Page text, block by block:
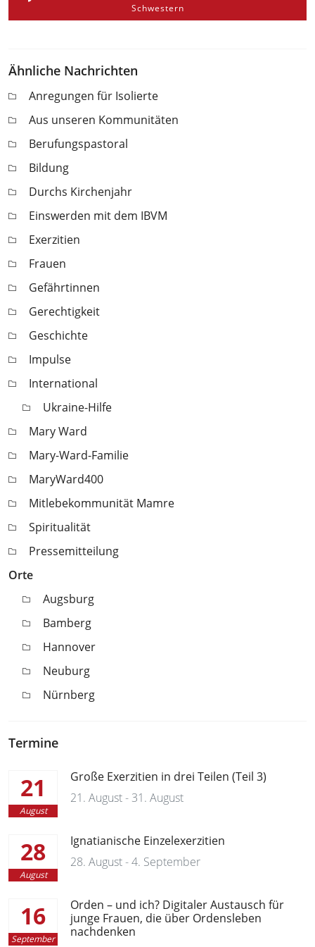
Schwestern
Ähnliche Nachrichten
Anregungen für Isolierte
Aus unseren Kommunitäten
Berufungspastoral
Bildung
Durchs Kirchenjahr
Einswerden mit dem IBVM
Exerzitien
Frauen
Gefährtinnen
Gerechtigkeit
Geschichte
Impulse
International
Ukraine-Hilfe
Mary Ward
Mary-Ward-Familie
MaryWard400
Mitlebekommunität Mamre
Spiritualität
Pressemitteilung
Orte
Augsburg
Bamberg
Hannover
Neuburg
Nürnberg
Termine
21
August
Große Exerzitien in drei Teilen (Teil 3)
21. August - 31. August
28
August
Ignatianische Einzelexerzitien
28. August - 4. September
16
September
Orden – und ich? Digitaler Austausch für
junge Frauen, die über Ordensleben
nachdenken